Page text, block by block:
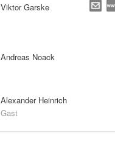
Viktor Garske
Andreas Noack
Alexander Heinrich
Gast